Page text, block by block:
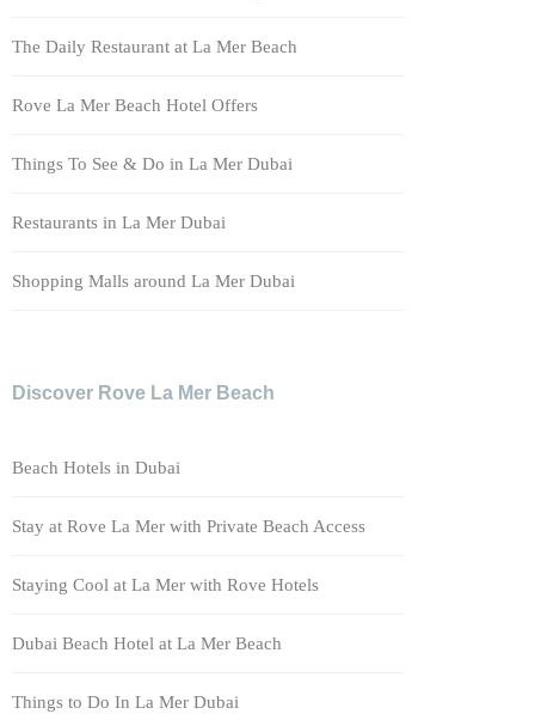
The Daily Restaurant at La Mer Beach
Rove La Mer Beach Hotel Offers
Things To See & Do in La Mer Dubai
Restaurants in La Mer Dubai
Shopping Malls around La Mer Dubai
Discover Rove La Mer Beach
Beach Hotels in Dubai
Stay at Rove La Mer with Private Beach Access
Staying Cool at La Mer with Rove Hotels
Dubai Beach Hotel at La Mer Beach
Things to Do In La Mer Dubai